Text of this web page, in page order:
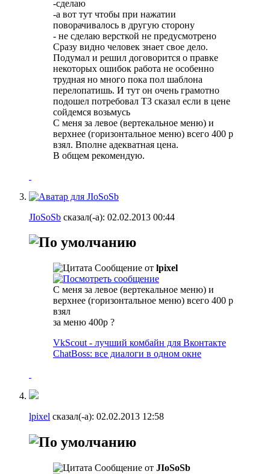
-сделаю
-а вот тут чтобы при нажатии
поворачивалось в другую сторону
- не сделаю версткой не предусмотрено
Сразу видно человек знает свое дело.
Подумал и решил договорится о правке
некоторых ошибок работа не особенно
трудная но много пока пол шаблона
перелопатишь. И тут он очень грамотно
подошел потребовал ТЗ сказал если в цене
сойдемся возьмусь
С меня за левое (вертекальное меню) и
верхнее (горизонтальное меню) всего 400 р
взял. Вполне адекватная цена.
В общем рекомендую.
JIoSoSb сказал(-а): 02.02.2013 00:44
Сообщение от lpixel
С меня за левое (вертекальное меню) и
верхнее (горизонтальное меню) всего 400 р
взял
за меню 400р ?
VkScout - лучший комбайн для Вконтакте
ChatBoss: все диалоги в одном окне
lpixel сказал(-а): 02.02.2013 12:58
Сообщение от JIoSoSb